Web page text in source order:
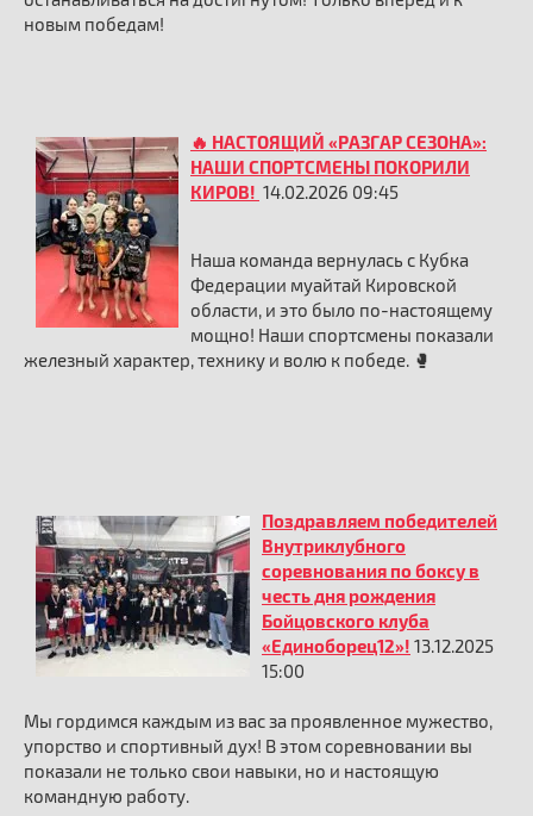
новым победам!
🔥 НАСТОЯЩИЙ «РАЗГАР СЕЗОНА»:
НАШИ СПОРТСМЕНЫ ПОКОРИЛИ
КИРОВ! 14.02.2026 09:45
Наша команда вернулась с Кубка
Федерации муайтай Кировской
области, и это было по-настоящему
мощно! Наши спортсмены показали
железный характер, технику и волю к победе. 🥊
Поздравляем победителей
Внутриклубного
соревнования по боксу в
честь дня рождения
Бойцовского клуба
«Единоборец12»! 13.12.2025
15:00
Мы гордимся каждым из вас за проявленное мужество,
упорство и спортивный дух! В этом соревновании вы
показали не только свои навыки, но и настоящую
командную работу.